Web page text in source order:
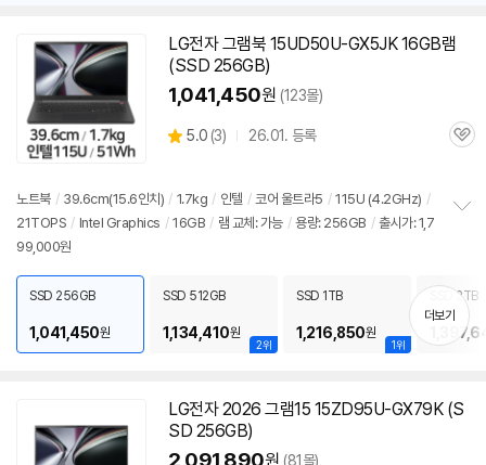
LG전자 그램북 15UD50U-GX5JK 16GB램
(SSD 256GB)
1,041,450원 (123몰)
별
5.0 (상
뷰
3) 26.01. 등록
관
노트북 / 39.6cm(15.6인치) / 1.7kg / 인텔 / 코어 울트라5 / 115U (4.2GHz) /
21TOPS / Intel Graphics / 16GB / 램 교체: 가능 / 용량: 256GB / 출시가: 1,7
99,000원
치
기
SSD 256GB
1,041,450원
2위
SSD 512GB
1,134,410원
1위
SSD 1TB
1,216,850원
SSD 2TB
더보기
LG전자 2026 그램15 15ZD95U-GX79K (S
SD 256GB)
원 (81몰)